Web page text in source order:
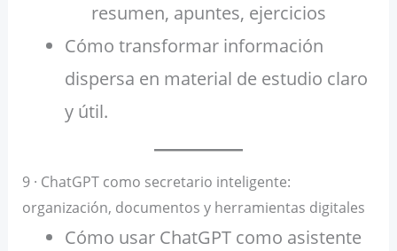
resumen, apuntes, ejercicios
Cómo transformar información
dispersa en material de estudio claro
y útil.
9 · ChatGPT como secretario inteligente:
organización, documentos y herramientas digitales
Cómo usar ChatGPT como asistente